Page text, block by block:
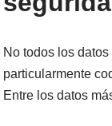
No todos los
particularmente
Entre los datos